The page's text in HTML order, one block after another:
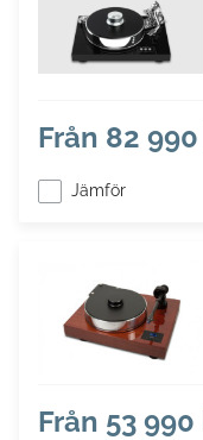
Från 82
Jämför
Från 53 990